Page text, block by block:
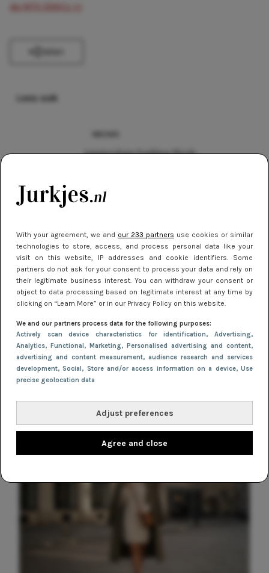
With your agreement, we and our 233 partners use cookies or similar
technologies to store, access, and process personal data like your
visit on this website, IP addresses and cookie identifiers. Some
partners do not ask for your consent to process your data and rely on
their legitimate business interest. You can withdraw your consent or
object to data processing based on legitimate interest at any time by
clicking on “Learn More” or in our Privacy Policy on this website.
We and our partners process data for the following purposes:
Actively scan device characteristics for identification, Advertising,
Analytics, Functional, Marketing, Personalised advertising and content,
advertising and content measurement, audience research and services
development, Social, Store and/or access information on a device, Use
precise geolocation data
Adjust preferences
Agree and close
de MTV EMA’s >>
Lees ook
Amsterdam Fashion Week:
de Kerstdagen en Oudejaarsavond
EVENTS
Oktoberfest: wat is een dirndl jurkje?
(en casual alternatieven)
Festival jurken 2022: 10 tips voor de
perfecte look